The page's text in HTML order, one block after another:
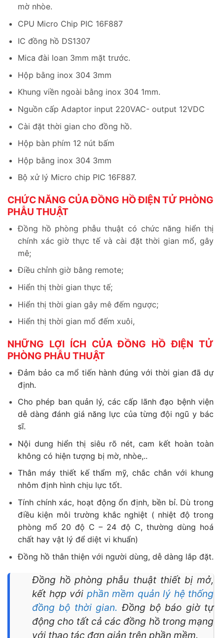
mờ nhòe.
CPU Micro Chip PIC 16F887
IC đồng hồ DS1307
Mica đài loan 3mm mặt trước.
Hộp bằng inox 304 3mm
Khung viền ngoài bằng inox 304 1mm.
Nguồn cấp Adaptor input 220VAC- output 12VDC
Cài đặt thời gian cho đồng hồ.
Hộp bàn phím 12 nút bấm
Hộp bằng inox 304 3mm
Bộ xử lý Micro chip PIC 16F887.
CHỨC NĂNG CỦA ĐỒNG HỒ ĐIỆN TỬ PHÒNG
PHẪU THUẬT
Đồng hồ phòng phẫu thuật có chức năng hiển thị
chính xác giờ thực tế và cài đặt thời gian mổ, gây
mê;
Điều chỉnh giờ bằng remote;
Hiển thị thời gian thực tế;
Hiển thị thời gian gây mê đếm ngược;
Hiển thị thời gian mổ đếm xuôi,
NHỮNG LỢI ÍCH CỦA ĐỒNG HỒ ĐIỆN TỬ
PHÒNG PHẪU THUẬT
Đảm bảo ca mổ tiến hành đúng với thời gian đã dự
định.
Cho phép ban quản lý, các cấp lãnh đạo bệnh viện
dễ dàng đánh giá năng lực của từng đội ngũ y bác
sĩ.
Nội dung hiển thị siêu rõ nét, cam kết hoàn toàn
không có hiện tượng bị mờ, nhòe,..
Thân máy thiết kế thẩm mỹ, chắc chắn với khung
nhôm định hình chịu lực tốt.
Tính chính xác, hoạt động ổn định, bền bỉ. Dù trong
điều kiện môi trường khắc nghiệt ( nhiệt độ trong
phòng mổ 20 độ C – 24 độ C, thường dùng hoá
chất hay vật lý để diệt vi khuẩn)
Đồng hồ thân thiện với người dùng, dễ dàng lắp đặt.
Đồng hồ phòng phẫu thuật thiết bị mở,
kết hợp với phần mềm quản lý hệ thống
đồng bộ thời gian. Đồng bộ báo giờ tự
động cho tất cả các đồng hồ trong mạng
với thao tác đơn giản trên phần mềm.